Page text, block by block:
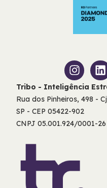
Tribo - Inteligência
Rua dos Pinheiros, 498 -
SP - CEP 05422-902
CNPJ 05.001.924/0001-26